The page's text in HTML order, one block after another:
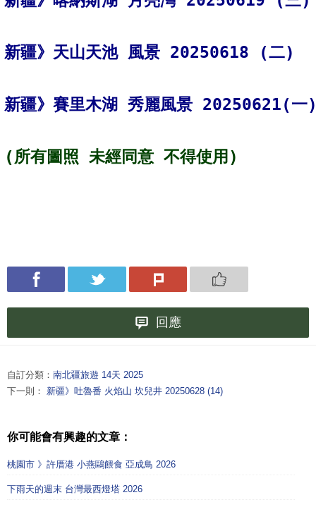
新疆》天山天池 風景 20250618 (二)
新疆》賽里木湖 秀麗風景 20250621(一
(所有圖照 未經同意 不得使用)
回應
自訂分類： 南北疆旅遊 14天 2025
下一則： 新疆》吐魯番 火焰山 坎兒井 20250628 (14)
你可能會有興趣的文章：
桃園市 》許厝港 小燕鷗餵食 亞成鳥 2026
下雨天的週末 台灣最西燈塔 2026